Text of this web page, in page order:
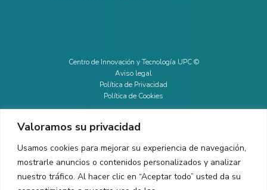
Valoramos su privacidad
Usamos cookies para mejorar su experiencia de navegación,
mostrarle anuncios o contenidos personalizados y analizar
nuestro tráfico. Al hacer clic en “Aceptar todo” usted da su
Centro de Innovación y Tecnología UPC ©
Aviso legal
Política de Privacidad
Política de Cookies
CONTACTO
Ed. K2M (Planta 1, Oficina 106)
C/ Jordi Girona 1-3
08034 Barcelona (España)